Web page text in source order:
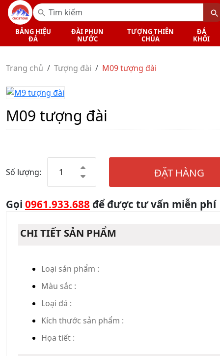
BẢNG HIỆU
ĐÁ
ĐÀI PHUN
NƯỚC
TƯỢNG THIÊN
CHÚA
ĐÁ
KHỐI
Trang chủ Tượng đài M09 tượng đài
M09 tượng đài
Số lượng: ĐẶT HÀNG
Gọi 0961.933.688 để được tư vấn miễn phí
CHI TIẾT SẢN PHẨM
Loại sản phẩm :
Màu sắc :
Loại đá :
Kích thước sản phẩm :
Họa tiết :